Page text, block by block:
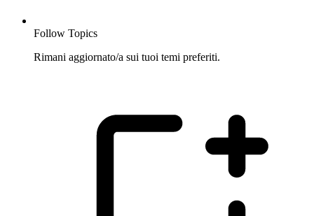
Follow Topics
Rimani aggiornato/a sui tuoi temi preferiti.